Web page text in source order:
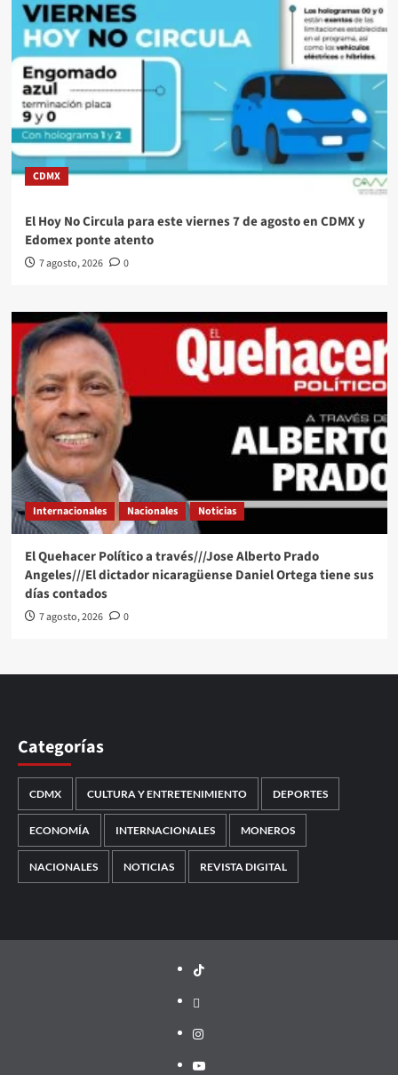
CDMX
El Hoy No Circula para este viernes 7 de agosto en CDMX y
Edomex ponte atento
7 agosto, 2026 0
Internacionales Nacionales Noticias
El Quehacer Político a través///Jose Alberto Prado
Angeles///El dictador nicaragüense Daniel Ortega tiene sus
días contados
7 agosto, 2026 0
Categorías
CDMX CULTURA Y ENTRETENIMIENTO DEPORTES
ECONOMÍA INTERNACIONALES MONEROS
NACIONALES NOTICIAS REVISTA DIGITAL
TikTok
threads
Instagram
Youtube